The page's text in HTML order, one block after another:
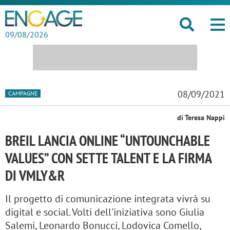
09/08/2026
CAMPAGNE 08/09/2021
di Teresa Nappi
BREIL LANCIA ONLINE “UNTOUNCHABLE
VALUES” CON SETTE TALENT E LA FIRMA
DI VMLY&R
Il progetto di comunicazione integrata vivrà su
digital e social. Volti dell'iniziativa sono Giulia
Salemi, Leonardo Bonucci, Lodovica Comello,